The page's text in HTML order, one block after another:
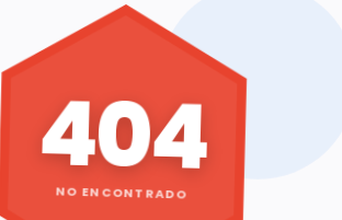
404
NO ENCONTRADO